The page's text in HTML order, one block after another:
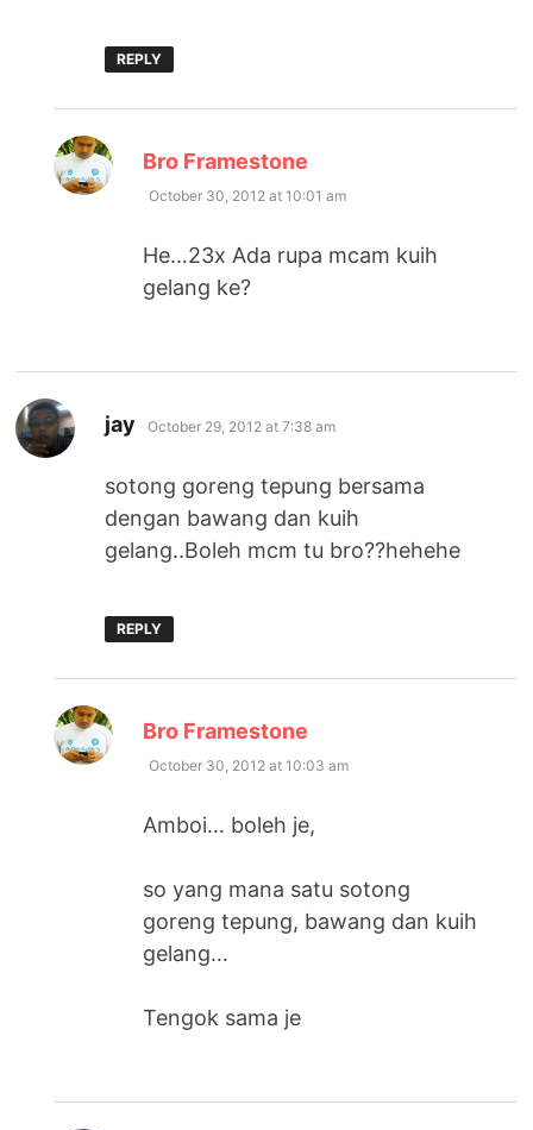
REPLY
Bro Framestone
October 30, 2012 at 10:01 am
He…23x Ada rupa mcam kuih
gelang ke?
jay says:
October 29, 2012 at 7:38 am
sotong goreng tepung bersama
dengan bawang dan kuih
gelang..Boleh mcm tu bro??hehehe
REPLY
Bro Framestone
October 30, 2012 at 10:03 am
Amboi… boleh je,
so yang mana satu sotong
goreng tepung, bawang dan kuih
gelang…
Tengok sama je